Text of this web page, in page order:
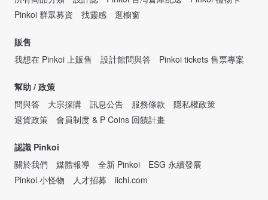
Pinkoi 群眾募資
找靈感 逛櫥窗
販售
我想在 Pinkoi 上販售
設計館問與答 Pinkoi tickets 售票專案
幫助 / 政策
問與答
大宗採購 訊息公告 服務條款
隱私權政策
退貨政策
會員制度 & P Coins 回饋計畫
認識 Pinkoi
關於我們
媒體報導 全新 Pinkoi
ESG 永續發展
Pinkoi 小怪物
人才招募 iichi.com